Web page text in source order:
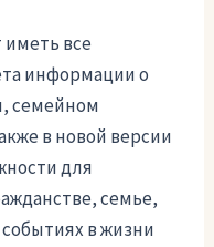
иметь все
информации о
семейном
в новой версии
для
семье,
в жизни